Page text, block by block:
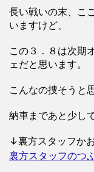
長い戦いの末、こ
いますけど、
この３．８は次期
ェだと思います。
こんなの捜そうと
納車まであと少し
↓裏方スタッフか
裏方スタッフのつ